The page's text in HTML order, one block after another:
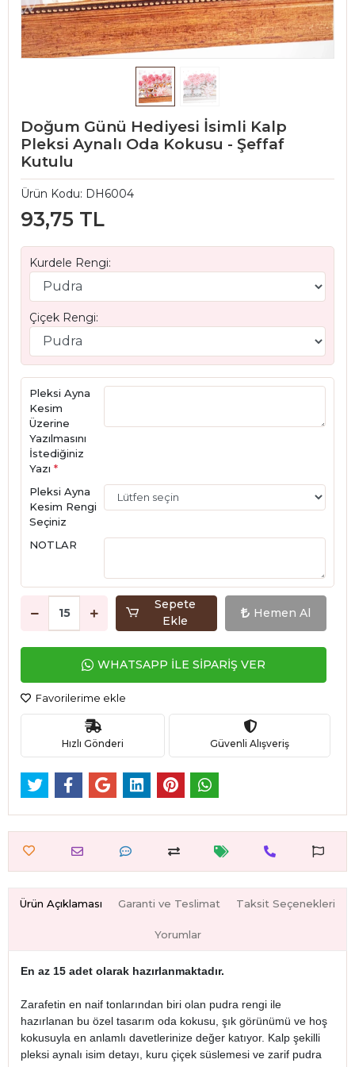
Doğum Günü Hediyesi İsimli Kalp
Pleksi Aynalı Oda Kokusu - Şeffaf
Kutulu
Ürün Kodu: DH6004
93,75 TL
Kurdele Rengi:
Çiçek Rengi:
Pleksi Ayna
Kesim
Üzerine
Yazılmasını
İstediğiniz
Yazı *
Pleksi Ayna
Kesim Rengi
Seçiniz
NOTLAR
Sepete
Ekle
Hemen Al
WHATSAPP İLE SİPARİŞ VER
Favorilerime ekle
Hızlı Gönderi Güvenli Alışveriş
Ürün Açıklaması Garanti ve Teslimat Taksit Seçenekleri
Yorumlar
En az 15 adet olarak hazırlanmaktadır.
Zarafetin en naif tonlarından biri olan pudra rengi ile
hazırlanan bu özel tasarım oda kokusu, şık görünümü ve hoş
kokusuyla en anlamlı davetlerinize değer katıyor. Kalp şekilli
pleksi aynalı isim detayı, kuru çiçek süslemesi ve zarif pudra